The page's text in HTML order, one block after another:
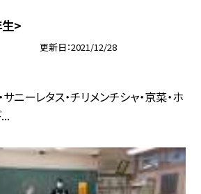
>
更新日 2021/12/28
ニーレタス・チリメンチシャ・京菜・ホ